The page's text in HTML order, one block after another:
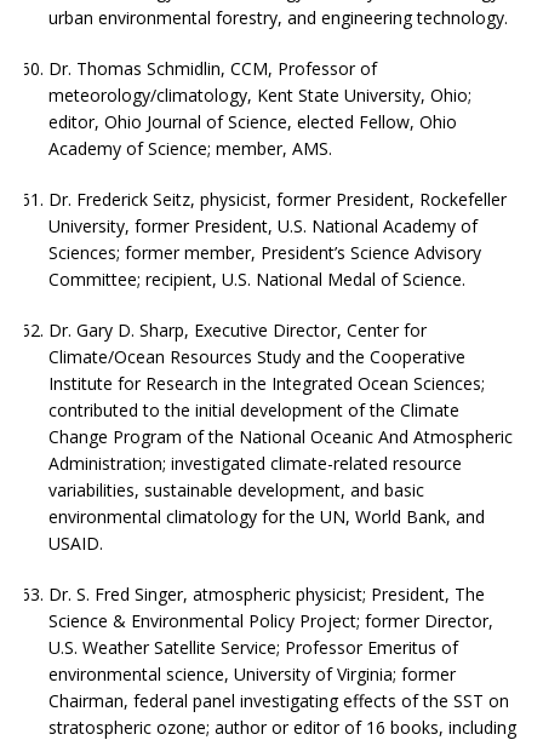
urban environmental forestry, and engineering technology.
Dr. Thomas Schmidlin, CCM, Professor of
meteorology/climatology, Kent State University, Ohio;
editor, Ohio Journal of Science, elected Fellow, Ohio
Academy of Science; member, AMS.
Dr. Frederick Seitz, physicist, former President, Rockefeller
University, former President, U.S. National Academy of
Sciences; former member, President’s Science Advisory
Committee; recipient, U.S. National Medal of Science.
Dr. Gary D. Sharp, Executive Director, Center for
Climate/Ocean Resources Study and the Cooperative
Institute for Research in the Integrated Ocean Sciences;
contributed to the initial development of the Climate
Change Program of the National Oceanic And Atmospheric
Administration; investigated climate-related resource
variabilities, sustainable development, and basic
environmental climatology for the UN, World Bank, and
USAID.
Dr. S. Fred Singer, atmospheric physicist; President, The
Science & Environmental Policy Project; former Director,
U.S. Weather Satellite Service; Professor Emeritus of
environmental science, University of Virginia; former
Chairman, federal panel investigating effects of the SST on
stratospheric ozone; author or editor of 16 books, including